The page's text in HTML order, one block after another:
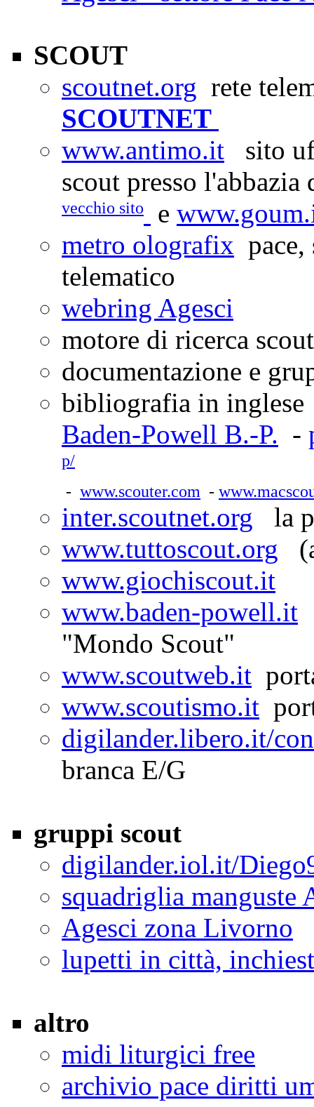
SCOUT
scoutnet.org rete
SCOUTNET
www.antimo.it sito
scout presso
vecchio sito e
metro olografix
telematico
webring Agesci
motore di ricerca
documentazione e
bibliografia in
Baden-Powell B.-P. -
p/
- www.scouter.com -
inter.scoutnet.org la
www.tuttoscout.org
www.giochiscout.it
www.baden-powell.it
"Mondo Scout"
www.scoutweb.it
www.scoutismo.it
digilander.libero.it/
branca E/G
gruppi scout
digilander.iol.it/
squadriglia manguste
Agesci zona Livorno
lupetti in città,
altro
midi liturgici free
archivio pace diritti